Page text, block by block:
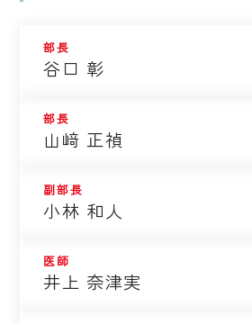
部長
谷口 彰
部長
山﨑 正禎
副部長
小林 和人
医師
井上 奈津実